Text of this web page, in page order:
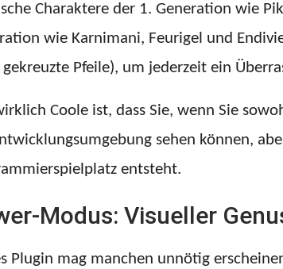
Charaktere der 1. Generation wie
wie Karnimani, Feurigel und
gekreuzte Pfeile), um jederzeit ein
Coole ist, dass Sie, wenn Sie
sehen können,
entsteht.
Modus: Visueller
Plugin mag manchen unnötig